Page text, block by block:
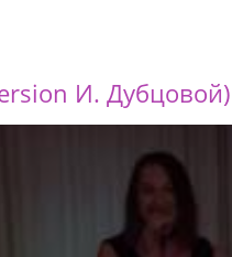
И. Дубцовой)